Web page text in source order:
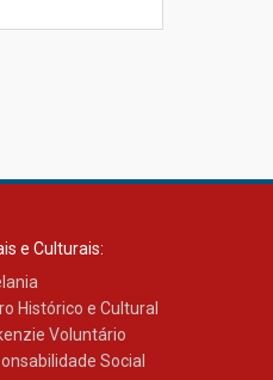
Jaleco marca
e Culturais:
Histórico e Cultural
Voluntário
Social